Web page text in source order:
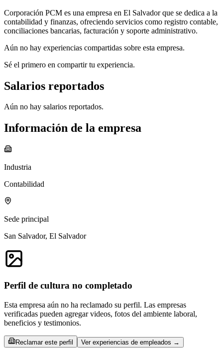
Corporación PCM es una empresa en El Salvador que se dedica a la
contabilidad y finanzas, ofreciendo servicios como registro contable,
conciliaciones bancarias, facturación y soporte administrativo.
Aún no hay experiencias compartidas sobre esta empresa.
Sé el primero en compartir tu experiencia.
Salarios reportados
Aún no hay salarios reportados.
Información de la empresa
Industria
Contabilidad
Sede principal
San Salvador, El Salvador
Perfil de cultura no completado
Esta empresa aún no ha reclamado su perfil. Las empresas
verificadas pueden agregar videos, fotos del ambiente laboral,
beneficios y testimonios.
Reclamar este perfil Ver experiencias de empleados →